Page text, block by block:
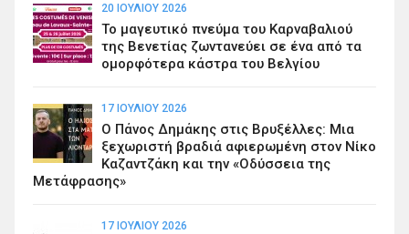
20 ΙΟΥΛΊΟΥ 2026
Το μαγευτικό πνεύμα του Καρναβαλιού
της Βενετίας ζωντανεύει σε ένα από τα
ομορφότερα κάστρα του Βελγίου
17 ΙΟΥΛΊΟΥ 2026
Ο Πάνος Δημάκης στις Βρυξέλλες: Μια
ξεχωριστή βραδιά αφιερωμένη στον Νίκο
Καζαντζάκη και την «Οδύσσεια της
Μετάφρασης»
17 ΙΟΥΛΊΟΥ 2026